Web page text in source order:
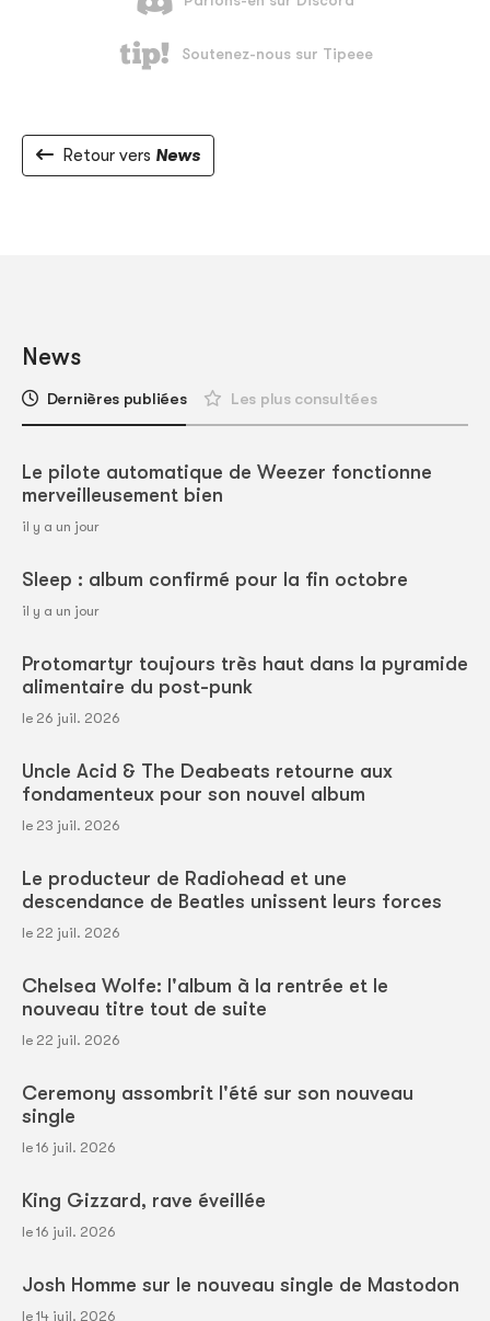
Retour vers News
News
Dernières publiées Les plus consultées
Le pilote automatique de Weezer fonctionne
merveilleusement bien
il y a un jour
Sleep : album confirmé pour la fin octobre
il y a un jour
Protomartyr toujours très haut dans la pyramide
alimentaire du post-punk
le 26 juil. 2026
Uncle Acid & The Deabeats retourne aux
fondamenteux pour son nouvel album
le 23 juil. 2026
Le producteur de Radiohead et une
descendance de Beatles unissent leurs forces
le 22 juil. 2026
Chelsea Wolfe: l'album à la rentrée et le
nouveau titre tout de suite
le 22 juil. 2026
Ceremony assombrit l'été sur son nouveau
single
le 16 juil. 2026
King Gizzard, rave éveillée
le 16 juil. 2026
Josh Homme sur le nouveau single de Mastodon
le 14 juil. 2026